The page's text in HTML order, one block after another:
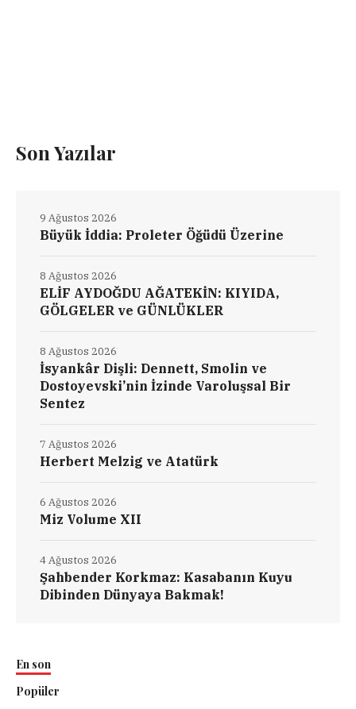
Son Yazılar
Büyük İddia: Proleter Öğüdü Üzerine
9 Ağustos 2026
ELİF AYDOĞDU AĞATEKİN: KIYIDA,
GÖLGELER ve GÜNLÜKLER
8 Ağustos 2026
İsyankâr Dişli: Dennett, Smolin ve
Dostoyevski’nin İzinde Varoluşsal Bir
Sentez
8 Ağustos 2026
Herbert Melzig ve Atatürk
7 Ağustos 2026
Miz Volume XII
6 Ağustos 2026
Şahbender Korkmaz: Kasabanın Kuyu
Dibinden Dünyaya Bakmak!
4 Ağustos 2026
En son
Popüler